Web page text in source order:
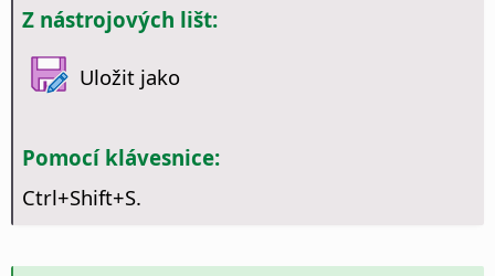
Z nástrojových lišt:
Uložit jako
Pomocí klávesnice:
Ctrl+Shift+S.